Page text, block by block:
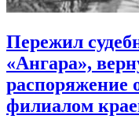
Пережил
«Ангара»,
распоряжение
филиалом